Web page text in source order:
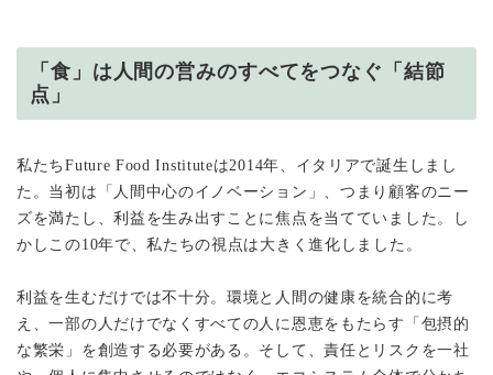
「食」は人間の営みのすべてをつなぐ「結節
点」
私たちFuture Food Instituteは2014年、イタリアで誕生しまし
た。当初は「人間中心のイノベーション」、つまり顧客のニー
ズを満たし、利益を生み出すことに焦点を当てていました。し
かしこの10年で、私たちの視点は大きく進化しました。
利益を生むだけでは不十分。環境と人間の健康を統合的に考
え、一部の人だけでなくすべての人に恩恵をもたらす「包摂的
な繁栄」を創造する必要がある。そして、責任とリスクを一社